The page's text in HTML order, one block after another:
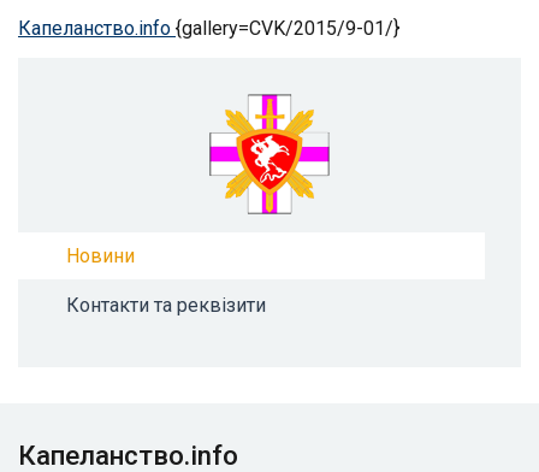
Капеланство.info {gallery=CVK/2015/9-01/}
Новини
Контакти та реквізити
Капеланство.info